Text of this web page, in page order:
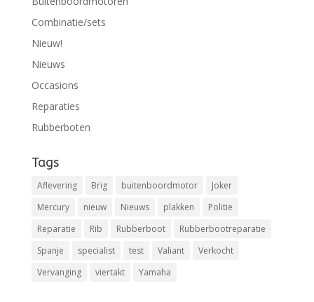
Combinatie/sets
Nieuw!
Nieuws
Occasions
Reparaties
Rubberboten
Tags
Aflevering Brig buitenboordmotor
Joker
Mercury
nieuw Nieuws plakken
Politie
Reparatie
Rib Rubberboot
Rubberbootreparatie
Spanje
specialist test Valiant
Verkocht
Vervanging
viertakt Yamaha